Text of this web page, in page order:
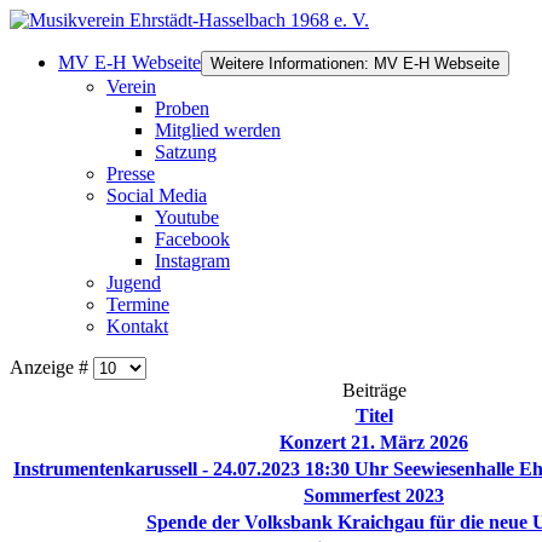
MV E-H Webseite Weitere Informationen: MV E-H Webseite
Verein
Proben
Mitglied werden
Satzung
Presse
Social Media
Youtube
Facebook
Instagram
Jugend
Termine
Kontakt
Anzeige #
Beiträge
Titel
Konzert 21. März 2026
Instrumentenkarussell - 24.07.2023 18:30 Uhr Seewiesenhalle
Sommerfest 2023
Spende der Volksbank Kraichgau für die neue